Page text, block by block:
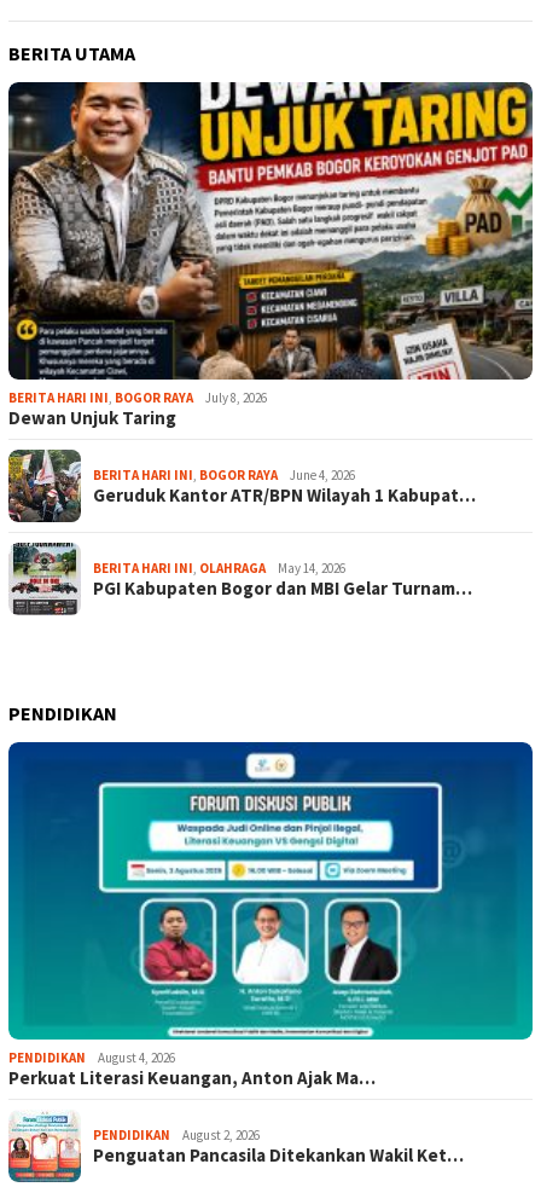
BERITA UTAMA
BERITA HARI INI, BOGOR RAYA July 8, 2026
Dewan Unjuk Taring
BERITA HARI INI, BOGOR RAYA June 4, 2026
Geruduk Kantor ATR/BPN Wilayah 1 Kabupat…
BERITA HARI INI, OLAHRAGA May 14, 2026
PGI Kabupaten Bogor dan MBI Gelar Turnam…
PENDIDIKAN
PENDIDIKAN August 4, 2026
Perkuat Literasi Keuangan, Anton Ajak Ma…
PENDIDIKAN August 2, 2026
Penguatan Pancasila Ditekankan Wakil Ket…